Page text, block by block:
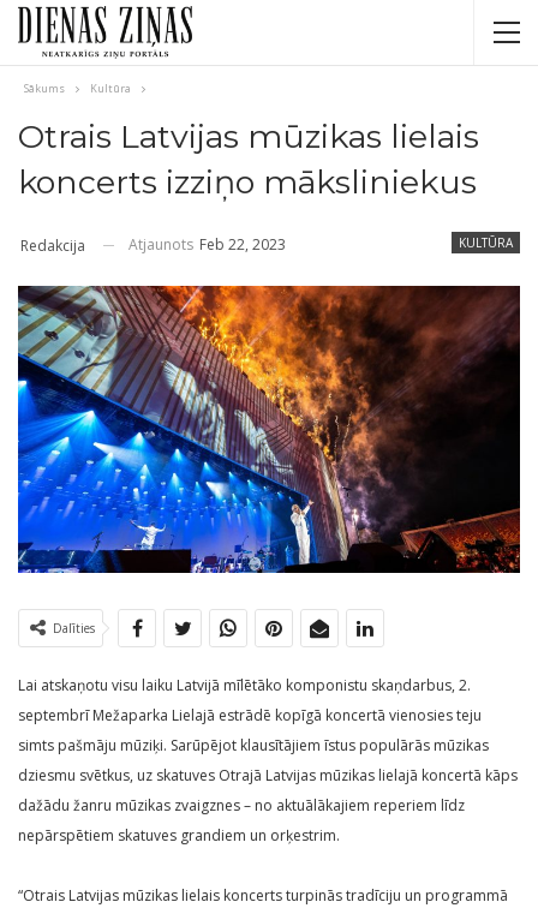
Sākums Kultūra
Otrais Latvijas mūzikas lielais
koncerts izziņo māksliniekus
KULTŪRA
Redakcija Atjaunots Feb 22, 2023
Dalīties
Lai atskaņotu visu laiku Latvijā mīlētāko komponistu skaņdarbus, 2.
septembrī Mežaparka Lielajā estrādē kopīgā koncertā vienosies teju
simts pašmāju mūziķi. Sarūpējot klausītājiem īstus populārās mūzikas
dziesmu svētkus, uz skatuves Otrajā Latvijas mūzikas lielajā koncertā kāps
dažādu žanru mūzikas zvaigznes – no aktuālākajiem reperiem līdz
nepārspētiem skatuves grandiem un orķestrim.
“Otrais Latvijas mūzikas lielais koncerts turpinās tradīciju un programmā